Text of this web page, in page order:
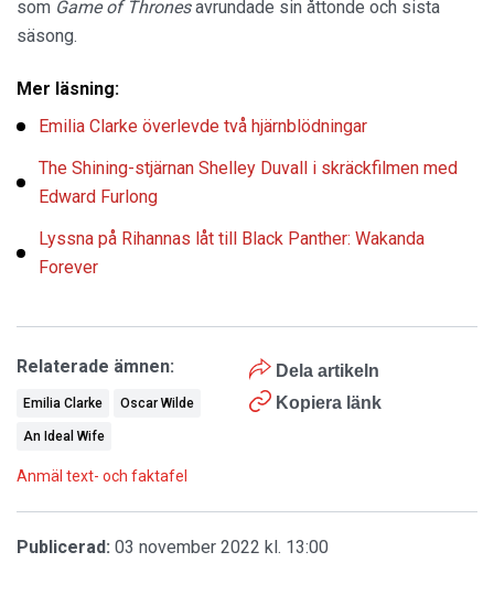
som Game of Thronesavrundade sin åttonde och sista
säsong.
Mer läsning:
Emilia Clarke överlevde två hjärnblödningar
The Shining-stjärnan Shelley Duvall i skräckfilmen med
Edward Furlong
Lyssna på Rihannas låt till Black Panther: Wakanda
Forever
Dela artikeln
Kopiera länk
Relaterade ämnen:
Emilia Clarke Oscar Wilde
An Ideal Wife
Anmäl text- och faktafel
Publicerad: 03 november 2022 kl. 13:00